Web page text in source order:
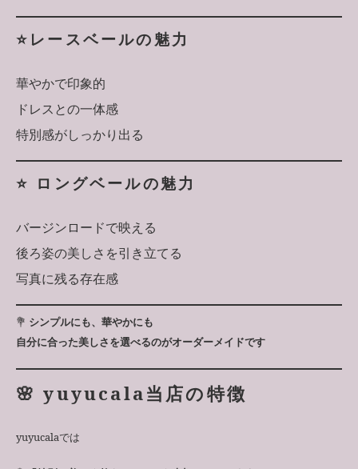
⭐️レースベールの魅力
華やかで印象的
ドレスとの一体感
特別感がしっかり出る
⭐️ ロングベールの魅力
バージンロードで映える
後ろ姿の美しさを引き立てる
写真に残る存在感
💐 シンプルにも、華やかにも
自分に合った美しさを選べるのがオーダーメイドです
🌸 yuyucala当店の特徴
yuyucalaでは